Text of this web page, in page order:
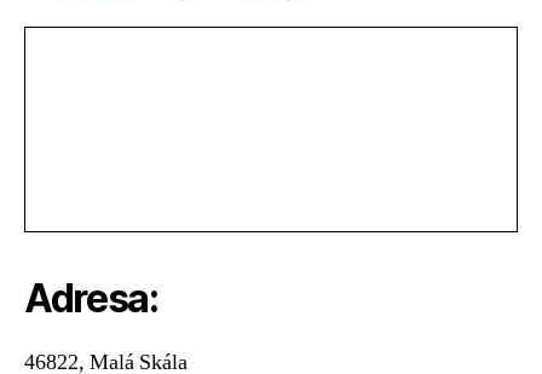
Adresa:
46822, Malá Skála